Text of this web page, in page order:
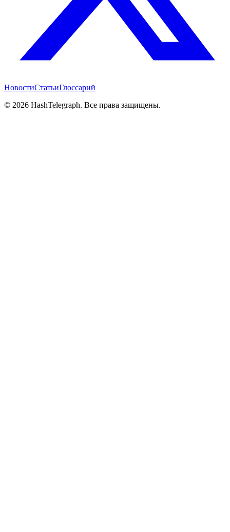
НовостиСтатьиГлоссарий
© 2026 HashTelegraph. Все права защищены.